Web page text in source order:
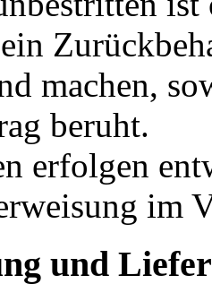
machen,
beruht.
erfolgen
im
und